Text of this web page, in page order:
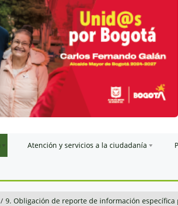
Atención y servicios a la ciudadanía
/ 9. Obligación de reporte de información